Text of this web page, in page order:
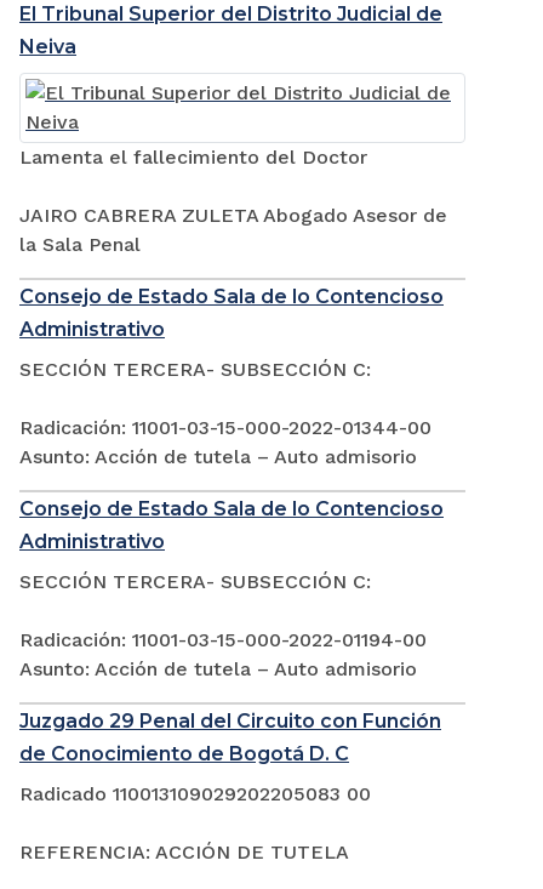
El Tribunal Superior del Distrito Judicial de
Neiva
Lamenta el fallecimiento del Doctor
JAIRO CABRERA ZULETA Abogado Asesor de
la Sala Penal
Consejo de Estado Sala de lo Contencioso
Administrativo
SECCIÓN TERCERA- SUBSECCIÓN C:
Radicación: 11001-03-15-000-2022-01344-00
Asunto: Acción de tutela – Auto admisorio
Consejo de Estado Sala de lo Contencioso
Administrativo
SECCIÓN TERCERA- SUBSECCIÓN C:
Radicación: 11001-03-15-000-2022-01194-00
Asunto: Acción de tutela – Auto admisorio
Juzgado 29 Penal del Circuito con Función
de Conocimiento de Bogotá D. C
Radicado 110013109029202205083 00
REFERENCIA: ACCIÓN DE TUTELA